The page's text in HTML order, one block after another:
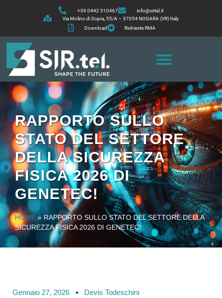
+39 0442 510467
info@sirtel.it
Via Molino di Sopra, 55/A – 37054 NOGARA (VR) Italy
Download
Richieste RMA
RAPPORTO SULLO
STATO DEL SETTORE
DELLA SICUREZZA
FISICA 2026 DI
GENETEC!
HOME » RAPPORTO SULLO STATO DEL SETTORE DELLA
SICUREZZA FISICA 2026 DI GENETEC!
Gennaio 27, 2026 Devis Todeschini